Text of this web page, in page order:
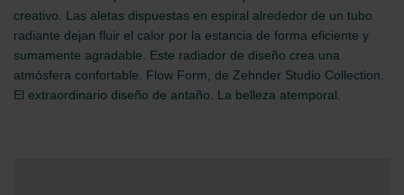
creativo. Las aletas dispuestas en espiral alrededor de un tubo
radiante dejan fluir el calor por la estancia de forma eficiente y
sumamente agradable. Este radiador de diseño crea una
atmósfera confortable. Flow Form, de Zehnder Studio Collection.
El extraordinario diseño de antaño. La belleza atemporal.